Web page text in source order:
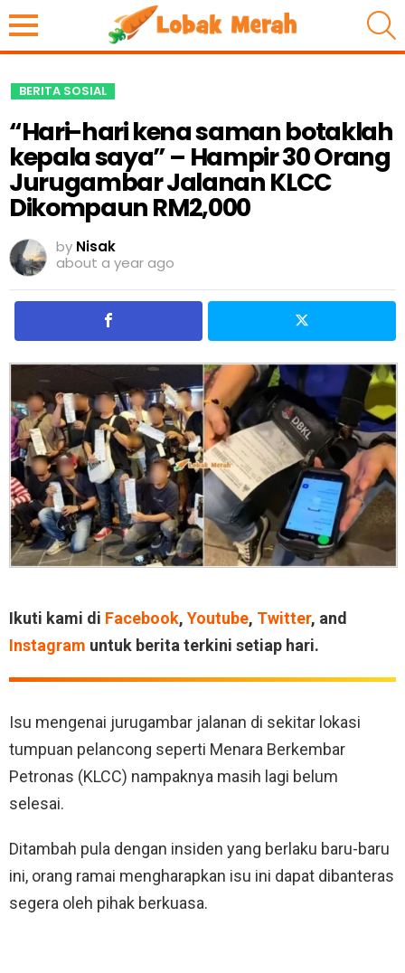
BERITA SOSIAL
“Hari-hari kena saman botaklah
kepala saya” – Hampir 30 Orang
Jurugambar Jalanan KLCC
Dikompaun RM2,000
by Nisak
about a year ago
Ikuti kami di Facebook, Youtube, Twitter, and
Instagram untuk berita terkini setiap hari.
Isu mengenai jurugambar jalanan di sekitar lokasi
tumpuan pelancong seperti Menara Berkembar
Petronas (KLCC) nampaknya masih lagi belum
selesai.
Ditambah pula dengan insiden yang berlaku baru-baru
ini, orang ramai mengharapkan isu ini dapat dibanteras
segera oleh pihak berkuasa.